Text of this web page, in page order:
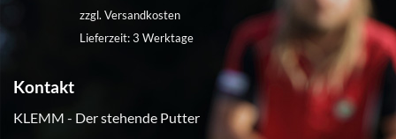
€360,00
€230,00.
zzgl. Versandkosten
Lieferzeit:3 Werktage
Kontakt
KLEMM - Der stehende Putter